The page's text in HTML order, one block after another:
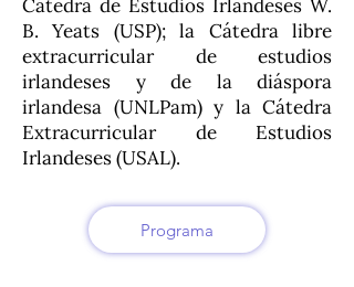
Cátedra de Estudios Irlandeses W.
B. Yeats (USP); la Cátedra libre
extracurricular de estudios
irlandeses y de la diáspora
irlandesa (UNLPam) y la Cátedra
Extracurricular de Estudios
Irlandeses (USAL).
Programa